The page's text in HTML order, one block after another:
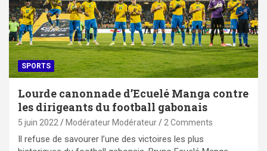
SPORTS
Lourde canonnade d’Ecuelé Manga contre
les dirigeants du football gabonais
5 juin 2022 Modérateur Modérateur 2 Comments
Il refuse de savourer l’une des victoires les plus